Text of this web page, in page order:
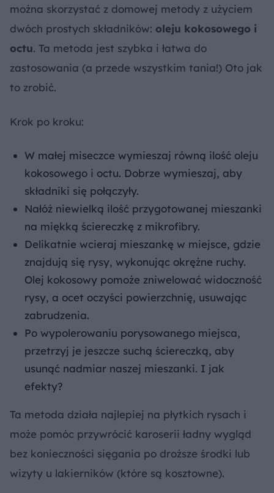
można skorzystać z domowej metody z użyciem
dwóch prostych składników: oleju kokosowego i
octu. Ta metoda jest szybka i łatwa do
zastosowania (a przede wszystkim tania!) Oto jak
to zrobić.
Krok po kroku:
W małej miseczce wymieszaj równą ilość oleju
kokosowego i octu. Dobrze wymieszaj, aby
składniki się połączyły.
Nałóż niewielką ilość przygotowanej mieszanki
na miękką ściereczkę z mikrofibry.
Delikatnie wcieraj mieszankę w miejsce, gdzie
znajdują się rysy, wykonując okrężne ruchy.
Olej kokosowy pomoże zniwelować widoczność
rysy, a ocet oczyści powierzchnię, usuwając
zabrudzenia.
Po wypolerowaniu porysowanego miejsca,
przetrzyj je jeszcze suchą ściereczką, aby
usunąć nadmiar naszej mieszanki. I jak
efekty?
Ta metoda działa najlepiej na płytkich rysach i
może pomóc przywrócić karoserii ładny wygląd
bez konieczności sięgania po droższe środki lub
wizyty u lakierników (które są kosztowne).